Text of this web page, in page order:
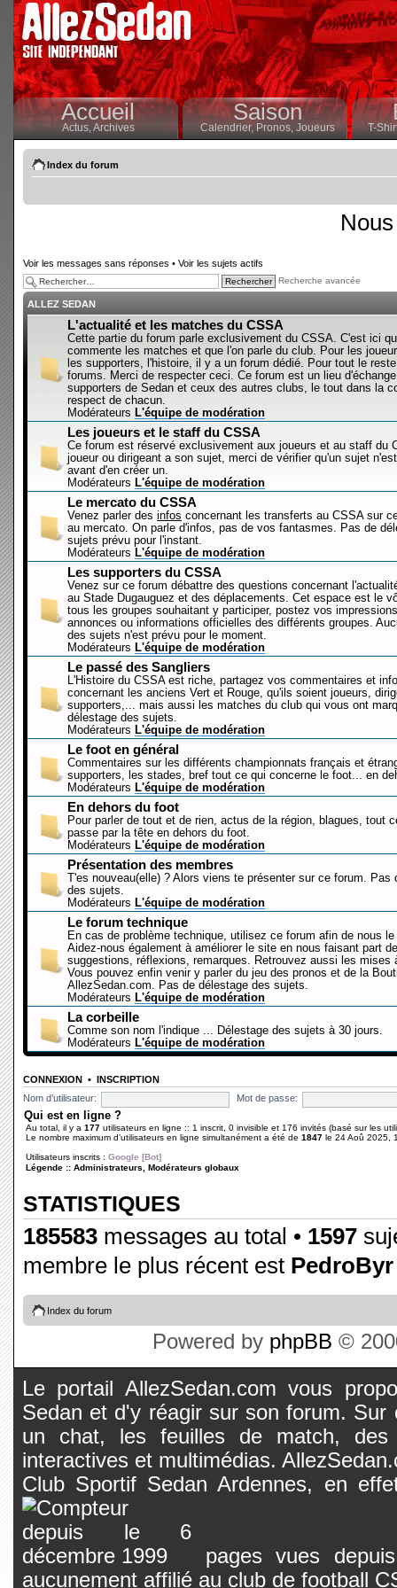
Accueil
Actus,Archives
Saison
Calendrier,Pronos, Joueurs T-
Index du forum
Voir les messages sans réponses • Voir les sujets actifs
Recherche avancée
ALLEZ SEDAN
L'actualité et les matches du CSSA
Cette partie du forum parle exclusivement du CSSA. C'est ici
commente les matches et que l'on parle du club. Pour les
les supporters, l'histoire, il y a un forum dédié. Pour tout le
forums. Merci de respecter ceci. Ce forum est un lieu
supporters de Sedan et ceux des autres clubs, le tout dans la
respect de chacun.
Modérateurs L'équipe de modération
Les joueurs et le staff du CSSA
Ce forum est réservé exclusivement aux joueurs et au staff du
joueur ou dirigeant a son sujet, merci de vérifier qu'un sujet
avant d'en créer un.
Modérateurs L'équipe de modération
Le mercato du CSSA
Venez parler des infos concernant les transferts au CSSA sur
au mercato. On parle d'infos, pas de vos fantasmes. Pas de
sujets prévu pour l'instant.
Modérateurs L'équipe de modération
Les supporters du CSSA
Venez sur ce forum débattre des questions concernant
au Stade Dugauguez et des déplacements. Cet espace est le
tous les groupes souhaitant y participer, postez vos
annonces ou informations officielles des différents groupes.
des sujets n'est prévu pour le moment.
Modérateurs L'équipe de modération
Le passé des Sangliers
L'Histoire du CSSA est riche, partagez vos commentaires et
concernant les anciens Vert et Rouge, qu'ils soient joueurs,
supporters,... mais aussi les matches du club qui vous ont
délestage des sujets.
Modérateurs L'équipe de modération
Le foot en général
Commentaires sur les différents championnats français et
supporters, les stades, bref tout ce qui concerne le foot... en
Modérateurs L'équipe de modération
En dehors du foot
Pour parler de tout et de rien, actus de la région, blagues, tout
passe par la tête en dehors du foot.
Modérateurs L'équipe de modération
Présentation des membres
T'es nouveau(elle) ? Alors viens te présenter sur ce forum. Pas
des sujets.
Modérateurs L'équipe de modération
Le forum technique
En cas de problème technique, utilisez ce forum afin de nous le
Aidez-nous également à améliorer le site en nous faisant part
suggestions, réflexions, remarques. Retrouvez aussi les mises
Vous pouvez enfin venir y parler du jeu des pronos et de la
AllezSedan.com. Pas de délestage des sujets.
Modérateurs L'équipe de modération
La corbeille
Comme son nom l'indique ... Délestage des sujets à 30 jours.
Modérateurs L'équipe de modération
CONNEXION • INSCRIPTION
Nom d’utilisateur:
Mot de passe:
Qui est en ligne ?
Au total, il y a 177 utilisateurs en ligne :: 1 inscrit, 0 invisible et 176 invités (basé sur les
Le nombre maximum d’utilisateurs en ligne simultanément a été de 1847 le 24 Aoû 2025,
Utilisateurs inscrits : Google [Bot]
Légende :: Administrateurs Modérateurs globaux
STATISTIQUES
185583 messages au total • 1597
membre le plus récent est PedroByr
Index du forum
Powered by phpBB ©
Le portail AllezSedan.com vous
Sedan et d'y réagir sur son forum.
un chat, les feuilles de match, des
interactives et multimédias.
Club Sportif Sedan Ardennes, en
pages vues
aucunement affilié au club de football